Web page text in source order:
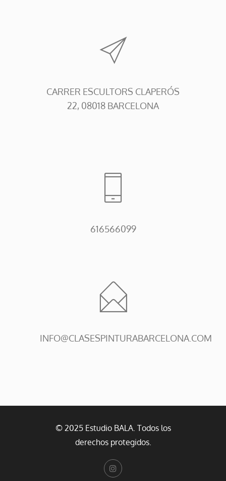
CARRER ESCULTORS CLAPERÓS
22, 08018 BARCELONA
616566099
INFO@CLASESPINTURABARCELONA.COM
© 2025 Estudio BALA. Todos los
derechos protegidos.